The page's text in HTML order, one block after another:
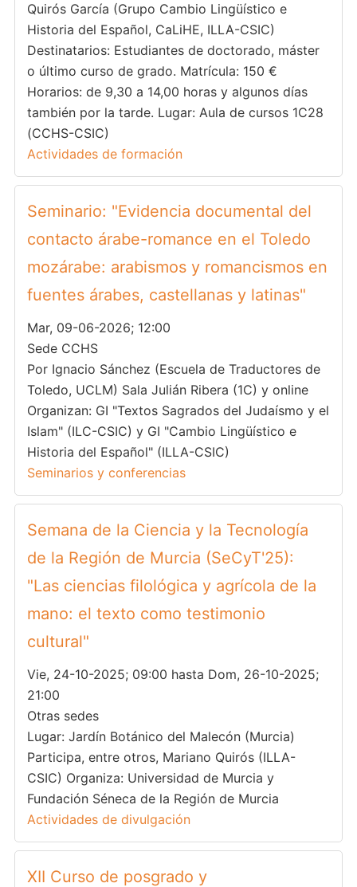
Quirós García (Grupo Cambio Lingüístico e
Historia del Español, CaLiHE, ILLA-CSIC)
Destinatarios: Estudiantes de doctorado, máster
o último curso de grado. Matrícula: 150 €
Horarios: de 9,30 a 14,00 horas y algunos días
también por la tarde. Lugar: Aula de cursos 1C28
(CCHS-CSIC)
Actividades de formación
Seminario: "Evidencia documental del
contacto árabe-romance en el Toledo
mozárabe: arabismos y romancismos en
fuentes árabes, castellanas y latinas"
Mar, 09-06-2026; 12:00
Sede CCHS
Por Ignacio Sánchez (Escuela de Traductores de
Toledo, UCLM) Sala Julián Ribera (1C) y online
Organizan: GI "Textos Sagrados del Judaísmo y el
Islam" (ILC-CSIC) y GI "Cambio Lingüístico e
Historia del Español" (ILLA-CSIC)
Seminarios y conferencias
Semana de la Ciencia y la Tecnología
de la Región de Murcia (SeCyT'25):
"Las ciencias filológica y agrícola de la
mano: el texto como testimonio
cultural"
Vie, 24-10-2025; 09:00 hasta Dom, 26-10-2025;
21:00
Otras sedes
Lugar: Jardín Botánico del Malecón (Murcia)
Participa, entre otros, Mariano Quirós (ILLA-
CSIC) Organiza: Universidad de Murcia y
Fundación Séneca de la Región de Murcia
Actividades de divulgación
XII Curso de posgrado y